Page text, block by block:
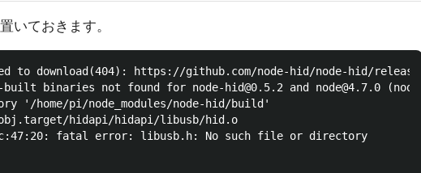
いておきます。
to download(404): https://github.com/node-hid/node-hid/
built binaries not found for node-hid@0.5.2 and node@4.7.0
'/home/pi/node_modules/node-hid/build'
hidapi/hidapi/libusb/hid.o
fatal error: libusb.h: No such file or directory